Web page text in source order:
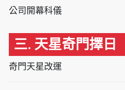
公司開幕科儀
三. 天星奇門擇日
奇門天星改運